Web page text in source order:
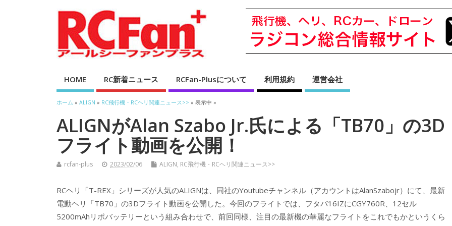
HOME RC新着ニュース RCFan-Plusについて 利用規約 運営会社
ホーム » ALIGN » RC飛行機・RCヘリ関連ニュース>> » 表示中 »
ALIGNがAlan Szabo Jr.氏による「TB70」の3D
フライト動画を公開！
rcfan-plus 2023/02/06 ALIGN, RC飛行機・RCヘリ関連ニュース>>
RCヘリ「T-REX」シリーズが人気のALIGNは、同社のYoutubeチャンネル（アカウントはAlanSzabojr）にて、最新
電動ヘリ「TB70」の3Dフライト動画を公開した。今回のフライトでは、フタバ16IZにCGY760R、12セル
5200mAhリポバッテリーという組み合わせで、前回同様、注目の最新機の華麗なフライトをこれでもかというくら